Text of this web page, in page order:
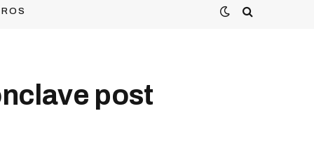
post